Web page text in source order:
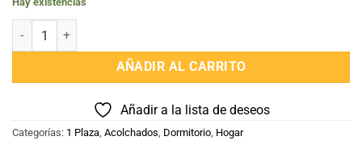
Frazada Polar 1 Plaza cantidad
AÑADIR AL CARRITO
Añadir a la lista de deseos
Categorías: 1 Plaza, Acolchados, Dormitorio, Hogar